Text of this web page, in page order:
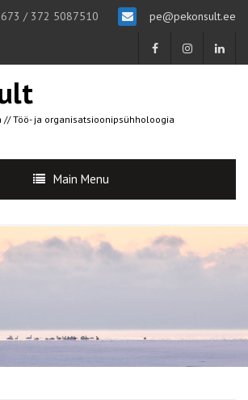
/ 372 5087510 pe@pekonsult.ee
Töö- ja organisatsioonipsühholoogia
Main Menu